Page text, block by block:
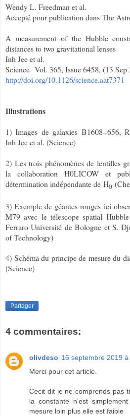
Wendy L. Freedman et al.
Accepté pour publication dans The
A measurement of the Hubble
distances to two gravitational lenses
Inh Jee et al.
Science Vol. 365, Issue 6458, (13 Sep
http://doi.org/10.1126/science.aat7371
Illustrations
1) Images de galaxies B1608+656,
Inh Jee et al. (Science)
2) Les trois phénomènes de lentilles
la collaboration H0LICOW et
détermination indépendante de H0
3) Exemple de géantes rouges ici
M79 avec le télescope spatial
Ferraro Université de Bologne et S.
of Technology)
4) Schéma du principe de mesure du
(Science)
Partager
4 commentaires:
olivdeso 16 septembre 2019
Merci pour cet article.
Cecit dit je ne comprends pas
la constante n'est
mesure loin plus elle est faible